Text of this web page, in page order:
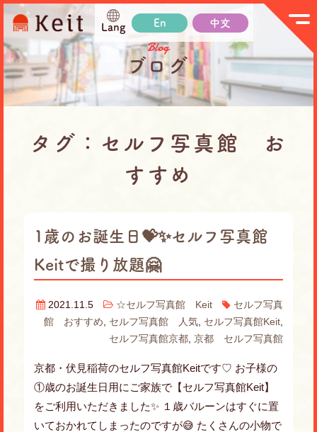
Lang En 中文
Blog
ブログ
タグ：セルフ写真館 お
すすめ
1歳のお誕生日💝✨セルフ写真館
Keitで撮り放題🤗
2021.11.5 ☆セルフ写真館 Keit
セルフ写真
館 おすすめ
セルフ写真館 人気 セルフ写真館Keit
セルフ写真館京都 ,京都 セルフ写真館
京都・伏見稲荷のセルフ写真館Keitです♡ お子様の
①歳のお誕生日用にご家族で【セルフ写真館Keit】
をご利用いただきました✨ １歳バルーンはすぐに置
いておかれてしまったのですが😅 たくさんの小物で